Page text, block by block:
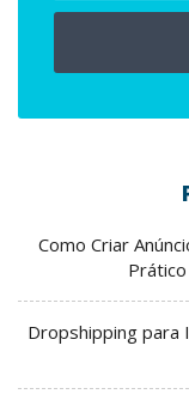
Como Criar
Dropshipping para